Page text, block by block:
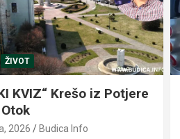
ŽIVOT
KVIZ“ Krešo iz Potjere
2026 Budica Info